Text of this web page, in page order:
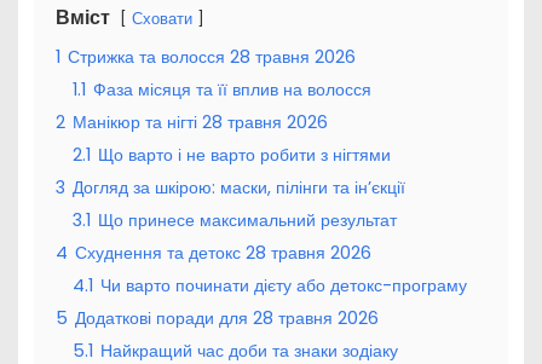
Вміст Сховати
1 Стрижка та волосся 28 травня 2026
1.1 Фаза місяця та її вплив на волосся
2 Манікюр та нігті 28 травня 2026
2.1 Що варто і не варто робити з нігтями
3 Догляд за шкірою: маски, пілінги та ін’єкції
3.1 Що принесе максимальний результат
4 Схуднення та детокс 28 травня 2026
4.1 Чи варто починати дієту або детокс-програму
5 Додаткові поради для 28 травня 2026
5.1 Найкращий час доби та знаки зодіаку